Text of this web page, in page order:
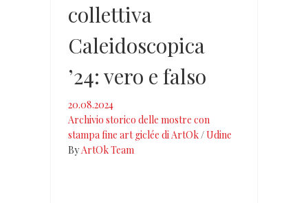
collettiva
Caleidoscopica
’24: vero e falso
20.08.2024
Archivio storico delle mostre con
stampa fine art giclée di ArtOk/Udine
ByArtOk Team